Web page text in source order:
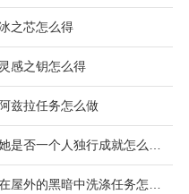
之芯怎么得
感之钥怎么得
兹拉任务怎么做